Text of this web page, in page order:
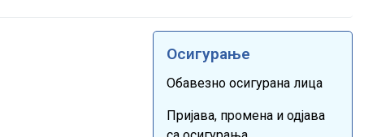
Осигурање
Обавезно осигурана лица
Пријава, промена и одјава